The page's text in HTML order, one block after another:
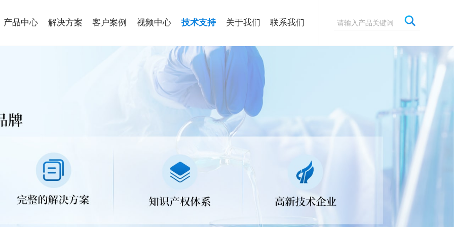
产品中心 解决方案 客户案例 视频中心 技术支持 关于我们 联系我们